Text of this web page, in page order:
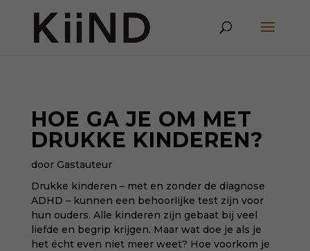
HOE GA JE OM MET
DRUKKE KINDEREN?
door Gastauteur
Drukke kinderen – met en zonder de diagnose
ADHD – kunnen een behoorlijke test zijn voor
hun ouders. Alle kinderen zijn gebaat bij veel
liefde en begrip krijgen. Maar wat doe je als je
het écht even niet meer weet? Hoe voorkom je